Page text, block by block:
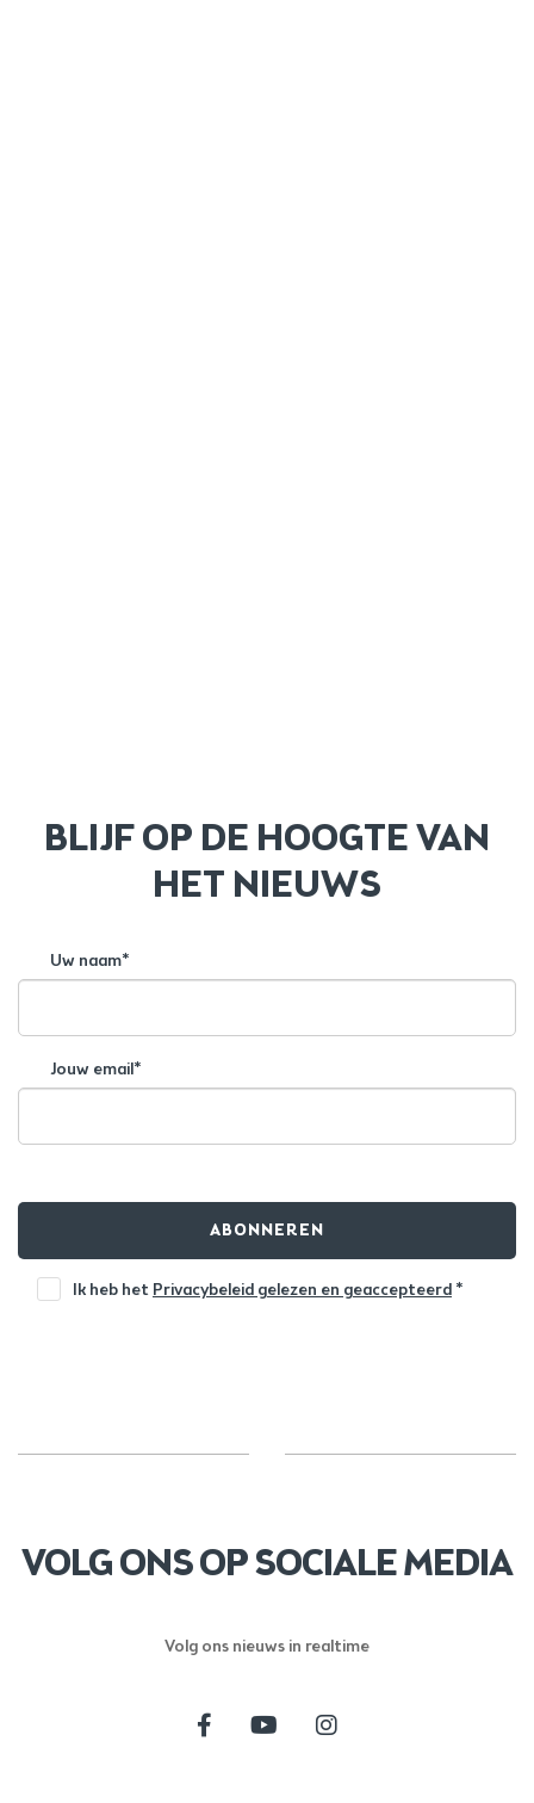
BLIJF OP DE HOOGTE VAN
HET NIEUWS
Uw naam*
Jouw email*
ABONNEREN
Ik heb het Privacybeleid gelezen en geaccepteerd *
VOLG ONS OP SOCIALE MEDIA
Volg ons nieuws in realtime